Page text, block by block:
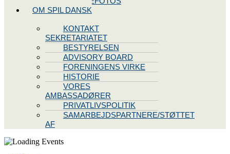
OM SPIL DANSK
KONTAKT
SEKRETARIATET
BESTYRELSEN
ADVISORY BOARD
FORENINGENS VIRKE
HISTORIE
VORES
AMBASSADØRER
PRIVATLIVSPOLITIK
SAMARBEJDSPARTNERE/STØTTET
AF